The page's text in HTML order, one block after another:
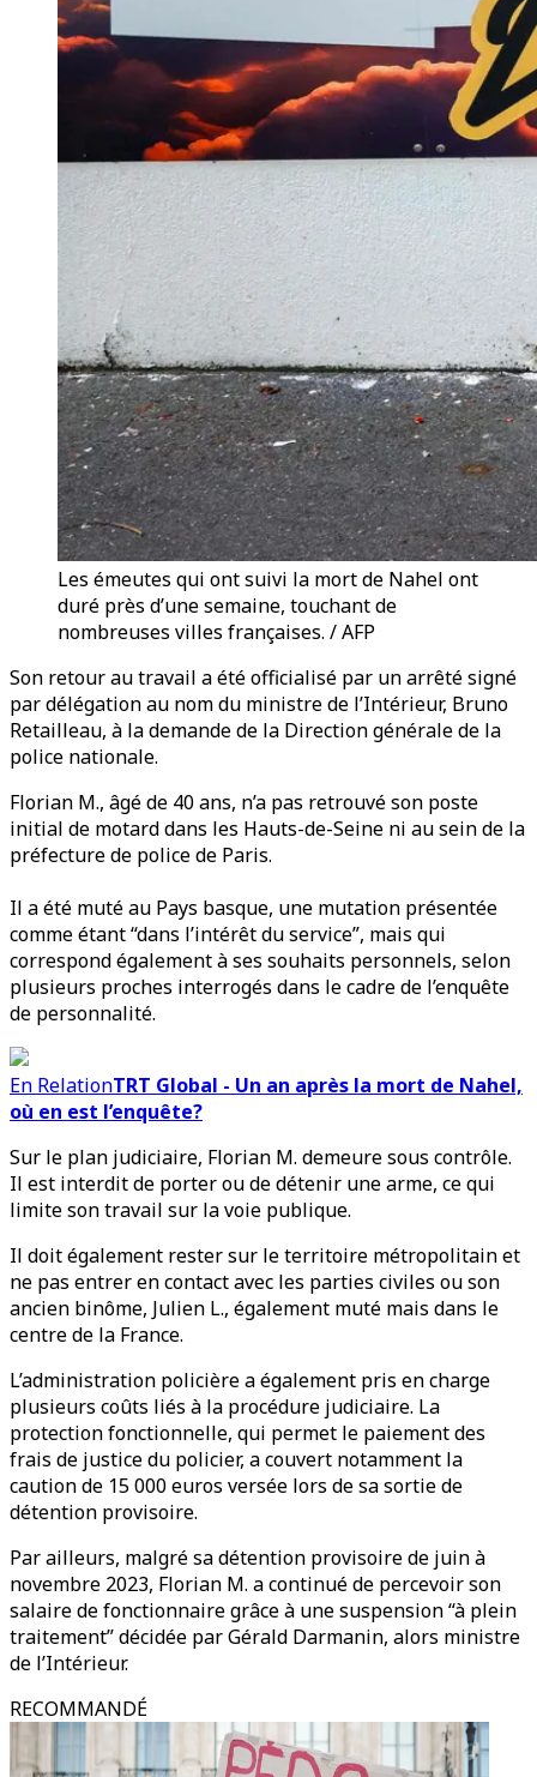
Les émeutes qui ont suivi la mort de Nahel ont
duré près d’une semaine, touchant de
nombreuses villes françaises. / AFP
Son retour au travail a été officialisé par un arrêté signé
par délégation au nom du ministre de l’Intérieur, Bruno
Retailleau, à la demande de la Direction générale de la
police nationale.
Florian M., âgé de 40 ans, n’a pas retrouvé son poste
initial de motard dans les Hauts-de-Seine ni au sein de la
préfecture de police de Paris.
Il a été muté au Pays basque, une mutation présentée
comme étant “dans l’intérêt du service”, mais qui
correspond également à ses souhaits personnels, selon
plusieurs proches interrogés dans le cadre de l’enquête
de personnalité.
En RelationTRT Global - Un an après la mort de Nahel,
où en est l’enquête?
Sur le plan judiciaire, Florian M. demeure sous contrôle.
Il est interdit de porter ou de détenir une arme, ce qui
limite son travail sur la voie publique.
Il doit également rester sur le territoire métropolitain et
ne pas entrer en contact avec les parties civiles ou son
ancien binôme, Julien L., également muté mais dans le
centre de la France.
L’administration policière a également pris en charge
plusieurs coûts liés à la procédure judiciaire. La
protection fonctionnelle, qui permet le paiement des
frais de justice du policier, a couvert notamment la
caution de 15 000 euros versée lors de sa sortie de
détention provisoire.
Par ailleurs, malgré sa détention provisoire de juin à
novembre 2023, Florian M. a continué de percevoir son
salaire de fonctionnaire grâce à une suspension “à plein
traitement” décidée par Gérald Darmanin, alors ministre
de l’Intérieur.
RECOMMANDÉ